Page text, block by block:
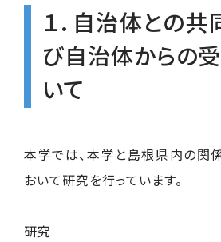
１．自治体との共
び自治体からの
いて
本学では、本学と島根県内の関
おいて研究を行っています。
研究